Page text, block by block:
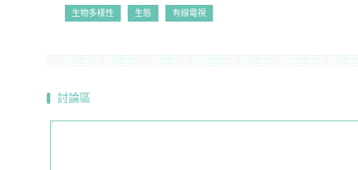
生物多樣性 生態 有線電視
討論區